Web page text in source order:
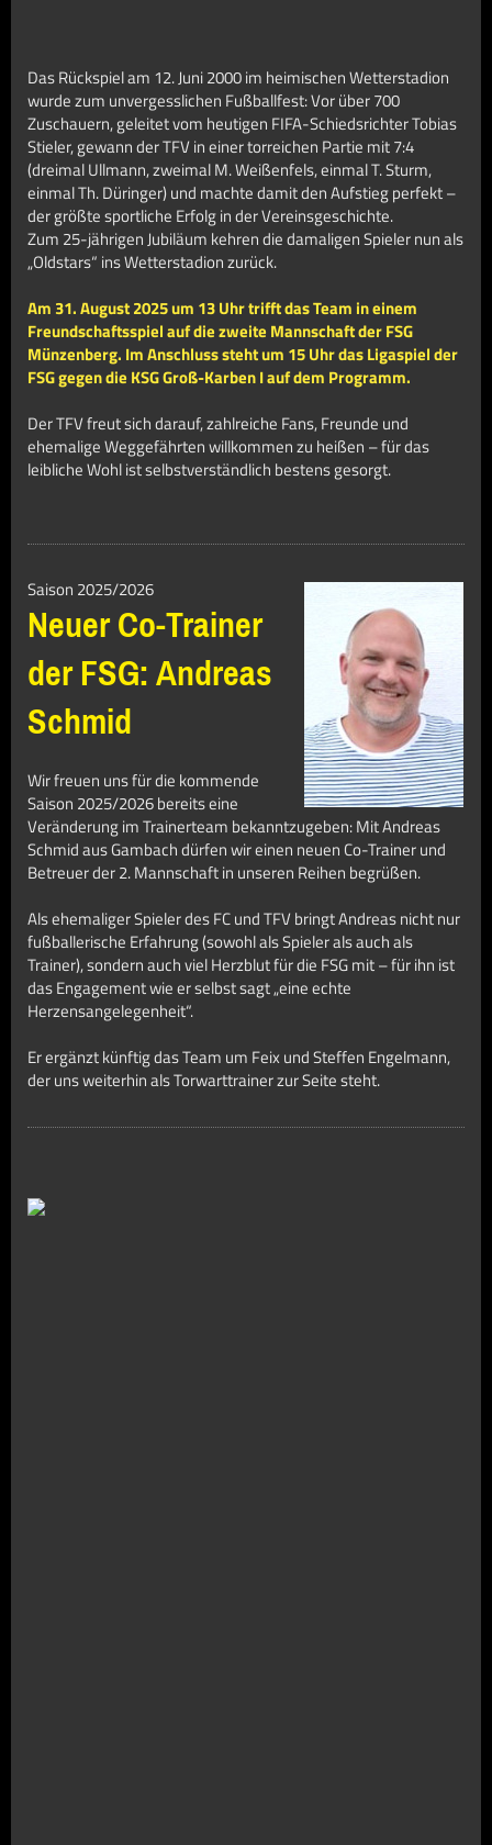
Das Rückspiel am 12. Juni 2000 im heimischen Wetterstadion
wurde zum unvergesslichen Fußballfest: Vor über 700
Zuschauern, geleitet vom heutigen FIFA-Schiedsrichter Tobias
Stieler, gewann der TFV in einer torreichen Partie mit 7:4
(dreimal Ullmann, zweimal M. Weißenfels, einmal T. Sturm,
einmal Th. Düringer) und machte damit den Aufstieg perfekt –
der größte sportliche Erfolg in der Vereinsgeschichte.
Zum 25-jährigen Jubiläum kehren die damaligen Spieler nun als
„Oldstars“ ins Wetterstadion zurück.
Am 31. August 2025 um 13 Uhr trifft das Team in einem
Freundschaftsspiel auf die zweite Mannschaft der FSG
Münzenberg. Im Anschluss steht um 15 Uhr das Ligaspiel der
FSG gegen die KSG Groß-Karben I auf dem Programm.
Der TFV freut sich darauf, zahlreiche Fans, Freunde und
ehemalige Weggefährten willkommen zu heißen – für das
leibliche Wohl ist selbstverständlich bestens gesorgt.
Saison 2025/2026
Neuer Co-Trainer
der FSG: Andreas
Schmid
Wir freuen uns für die kommende
Saison 2025/2026 bereits eine
Veränderung im Trainerteam bekanntzugeben: Mit Andreas
Schmid aus Gambach dürfen wir einen neuen Co-Trainer und
Betreuer der 2. Mannschaft in unseren Reihen begrüßen.
Als ehemaliger Spieler des FC und TFV bringt Andreas nicht nur
fußballerische Erfahrung (sowohl als Spieler als auch als
Trainer), sondern auch viel Herzblut für die FSG mit – für ihn ist
das Engagement wie er selbst sagt „eine echte
Herzensangelegenheit“.
Er ergänzt künftig das Team um Feix und Steffen Engelmann,
der uns weiterhin als Torwarttrainer zur Seite steht.